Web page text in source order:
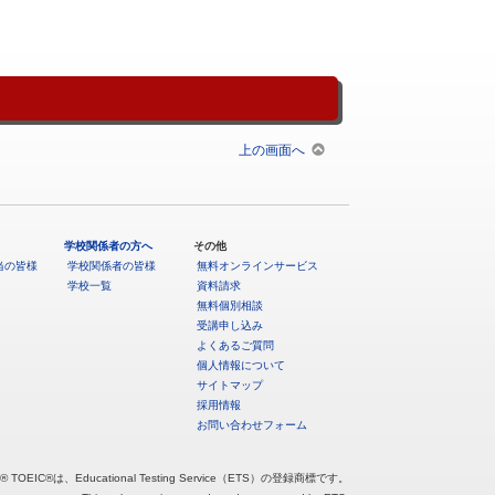
上の画面へ
の皆様
学校関係者の方へ
学校関係者の皆様
学校一覧
その他
無料オンラインサービス
資料請求
無料個別相談
受講申し込み
よくあるご質問
個人情報について
サイトマップ
採用情報
お問い合わせフォーム
TOEIC®は、Educational Testing Service（ETS）の登録商標です。